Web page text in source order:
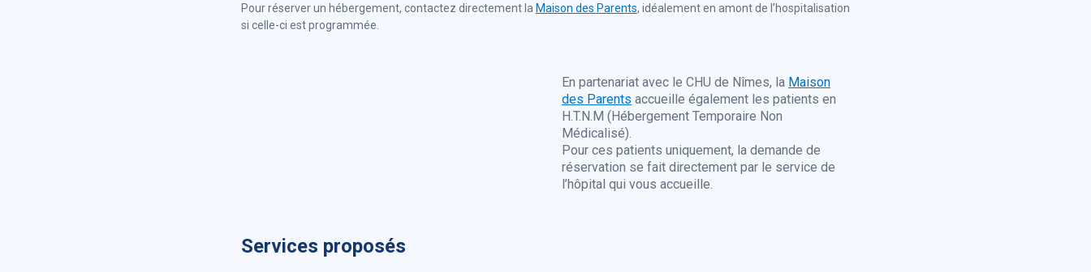
Pour réserver un hébergement, contactez directement la Maison des Parents, idéalement en amont de l’hospitalisation
si celle-ci est programmée.
En partenariat avec le CHU de Nîmes, la Maison
des Parents accueille également les patients en
H.T.N.M (Hébergement Temporaire Non
Médicalisé).
Pour ces patients uniquement, la demande de
réservation se fait directement par le service de
l’hôpital qui vous accueille.
Services proposés